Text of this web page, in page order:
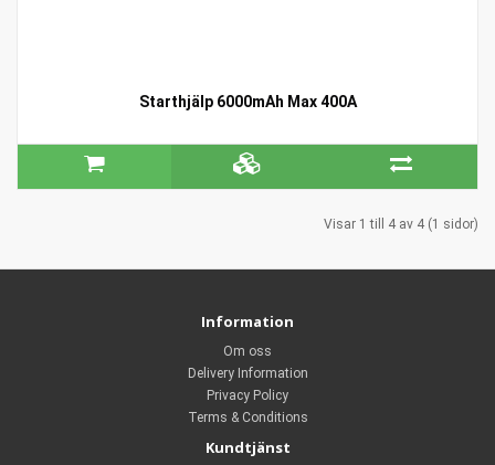
Starthjälp 6000mAh Max 400A
Visar 1 till 4 av 4 (1 sidor)
Information
Om oss
Delivery Information
Privacy Policy
Terms & Conditions
Kundtjänst